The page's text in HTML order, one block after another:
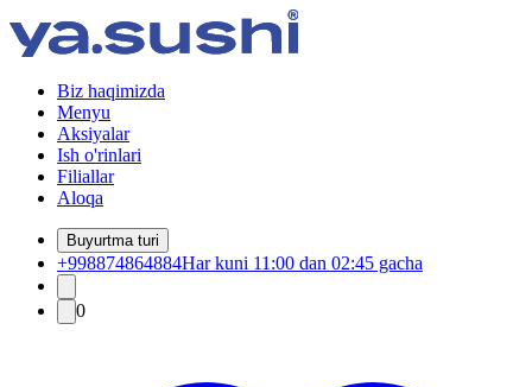
Biz haqimizda
Menyu
Aksiyalar
Ish o'rinlari
Filiallar
Aloqa
Buyurtma turi
+998874864884Har kuni 11:00 dan 02:45 gacha
0